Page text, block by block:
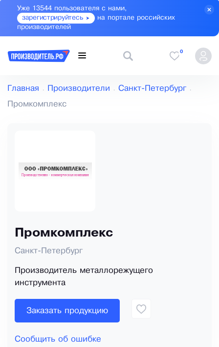
Уже 13544 пользователя с нами,
зарегистрируйтесь
на портале российских
производителей
0
Главная Производители Санкт-Петербург
Промкомплекс
Промкомплекс
Санкт-Петербург
Производитель металлорежущего
инструмента
Заказать продукцию
Сообщить об ошибке